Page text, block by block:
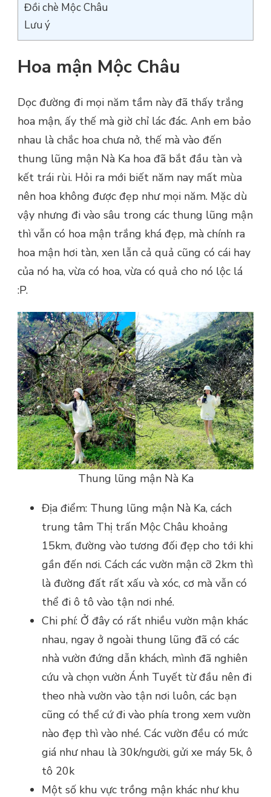
Đồi chè Mộc Châu
Lưu ý
Hoa mận Mộc Châu
Dọc đường đi mọi năm tầm này đã thấy trắng
hoa mận, ấy thế mà giờ chỉ lác đác. Anh em bảo
nhau là chắc hoa chưa nở, thế mà vào đến
thung lũng mận Nà Ka hoa đã bắt đầu tàn và
kết trái rùi. Hỏi ra mới biết năm nay mất mùa
nên hoa không được đẹp như mọi năm. Mặc dù
vậy nhưng đi vào sâu trong các thung lũng mận
thì vẫn có hoa mận trắng khá đẹp, mà chính ra
hoa mận hơi tàn, xen lẫn cả quả cũng có cái hay
của nó ha, vừa có hoa, vừa có quả cho nó lộc lá
:P.
Thung lũng mận Nà Ka
Địa điểm: Thung lũng mận Nà Ka, cách
trung tâm Thị trấn Mộc Châu khoảng
15km, đường vào tương đối đẹp cho tới khi
gần đến nơi. Cách các vườn mận cỡ 2km thì
là đường đất rất xấu và xóc, cơ mà vẫn có
thể đi ô tô vào tận nơi nhé.
Chi phí: Ở đây có rất nhiều vườn mận khác
nhau, ngay ở ngoài thung lũng đã có các
nhà vườn đứng dẫn khách, mình đã nghiên
cứu và chọn vườn Ánh Tuyết từ đầu nên đi
theo nhà vườn vào tận nơi luôn, các bạn
cũng có thể cứ đi vào phía trong xem vườn
nào đẹp thì vào nhé. Các vườn đều có mức
giá như nhau là 30k/người, gửi xe máy 5k, ô
tô 20k
Một số khu vực trồng mận khác như khu